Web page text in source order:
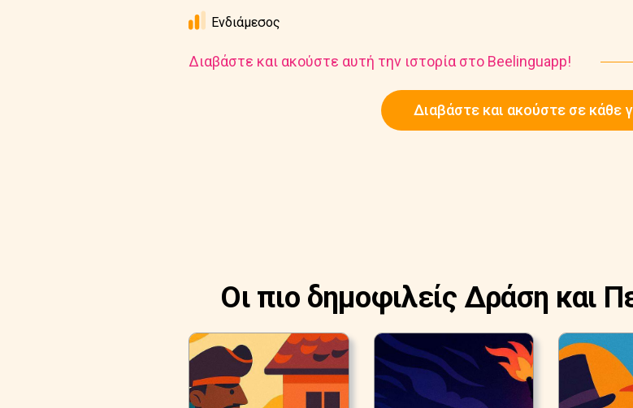
Ενδιάμεσος
Διαβάστε και ακούστε αυτή την ιστορία στο Beelinguapp!
Διαβάστε και ακούστε σε κάθε
Οι πιο δημοφιλείς Δράση και